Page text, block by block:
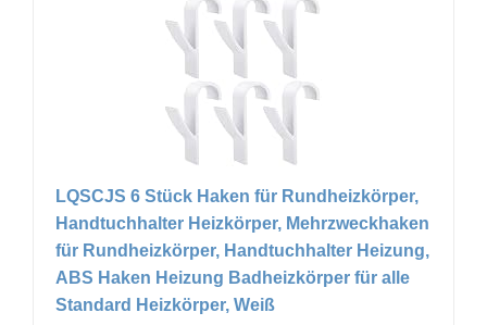
LQSCJS 6 Stück Haken für Rundheizkörper,
Handtuchhalter Heizkörper, Mehrzweckhaken
für Rundheizkörper, Handtuchhalter Heizung,
ABS Haken Heizung Badheizkörper für alle
Standard Heizkörper, Weiß